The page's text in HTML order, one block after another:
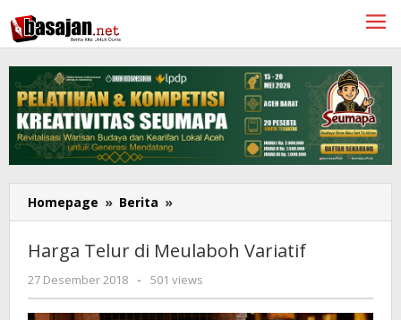
ke
konten
Homepage » Berita »
Telur
Meulaboh
Variatif
Harga Telur di Meulaboh Variatif
27 Desember 2018
oleh
Redaksi
- 501 views